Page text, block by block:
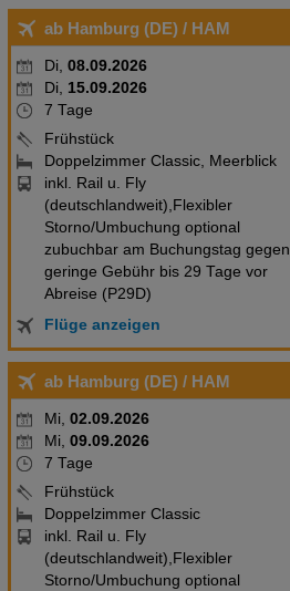
ab Hamburg (DE) / HAM
Di, 08.09.2026
Di, 15.09.2026
7 Tage
Frühstück
Doppelzimmer Classic, Meerblick
inkl. Rail u. Fly
(deutschlandweit),Flexibler
Storno/Umbuchung optional
zubuchbar am Buchungstag gegen
geringe Gebühr bis 29 Tage vor
Abreise (P29D)
Flüge anzeigen
ab Hamburg (DE) / HAM
Mi, 02.09.2026
Mi, 09.09.2026
7 Tage
Frühstück
Doppelzimmer Classic
inkl. Rail u. Fly
(deutschlandweit),Flexibler
Storno/Umbuchung optional